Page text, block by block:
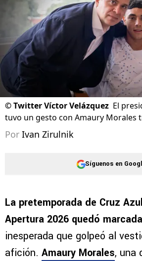
©Twitter Víctor Velázquez El
tuvo un gesto con Amaury Morales
Por Ivan Zirulnik
Síguenos en
La pretemporada de Cruz
Apertura 2026 quedó marcada
inesperada que golpeó al
afición. Amaury Morales, una